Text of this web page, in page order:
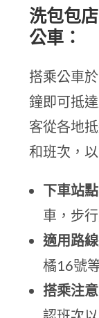
洗包包
公車：
搭乘公車
鐘即可抵
客從各地
和班次，
下車站
車，步
適用路
橘16號
搭乘注